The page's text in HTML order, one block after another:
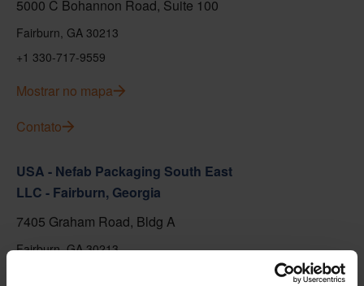
5000 C Bohannon Road, Suite 100
Fairburn, GA 30213
+1 330-717-9559
Mostrar no mapa
Contato
USA - Nefab Packaging South East
LLC - Fairburn, Georgia
7405 Graham Road, Bldg A
Fairburn, GA 30213